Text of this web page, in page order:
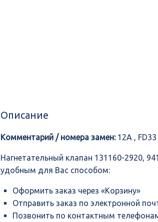
Описание
Комментарий / номера замен:12A , FD33
Нагнетательный клапан 131160-2920,
удобным для Вас способом:
Оформить заказ через «Корзину»
Отправить заказ по электронной
Позвонить по контактным